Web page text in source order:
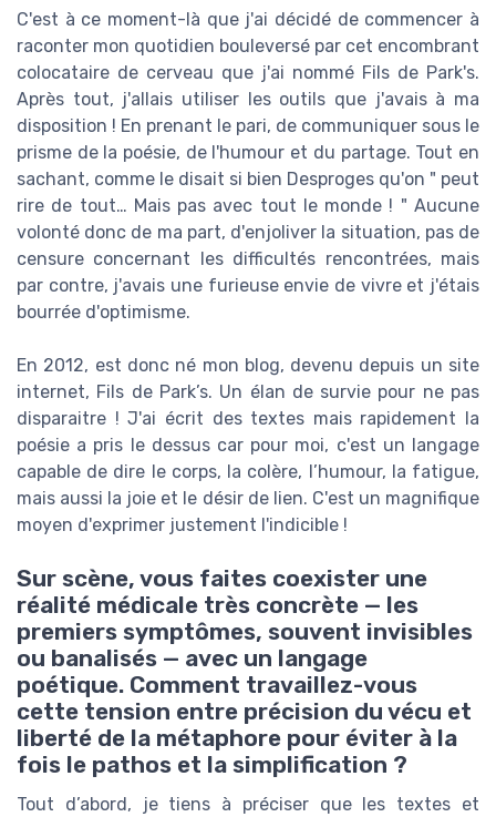
C'est à ce moment-là que j'ai décidé de commencer à
raconter mon quotidien bouleversé par cet encombrant
colocataire de cerveau que j'ai nommé Fils de Park's.
Après tout, j'allais utiliser les outils que j'avais à ma
disposition ! En prenant le pari, de communiquer sous le
prisme de la poésie, de l'humour et du partage. Tout en
sachant, comme le disait si bien Desproges qu'on " peut
rire de tout… Mais pas avec tout le monde ! " Aucune
volonté donc de ma part, d'enjoliver la situation, pas de
censure concernant les difficultés rencontrées, mais
par contre, j'avais une furieuse envie de vivre et j'étais
bourrée d'optimisme.
En 2012, est donc né mon blog, devenu depuis un site
internet, Fils de Park’s. Un élan de survie pour ne pas
disparaitre ! J'ai écrit des textes mais rapidement la
poésie a pris le dessus car pour moi, c'est un langage
capable de dire le corps, la colère, l’humour, la fatigue,
mais aussi la joie et le désir de lien. C'est un magnifique
moyen d'exprimer justement l'indicible !
Sur scène, vous faites coexister une
réalité médicale très concrète — les
premiers symptômes, souvent invisibles
ou banalisés — avec un langage
poétique. Comment travaillez-vous
cette tension entre précision du vécu et
liberté de la métaphore pour éviter à la
fois le pathos et la simplification ?
Tout d’abord, je tiens à préciser que les textes et